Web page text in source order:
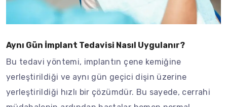
Aynı Gün İmplant Tedavisi Nasıl Uygulanır?
Bu tedavi yöntemi, implantın çene kemiğine
yerleştirildiği ve aynı gün geçici dişin üzerine
yerleştirildiği hızlı bir çözümdür. Bu sayede, cerrahi